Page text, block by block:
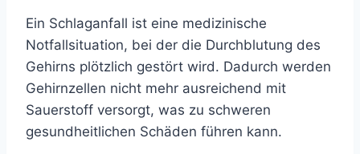
Ein Schlaganfall ist eine medizinische
Notfallsituation, bei der die Durchblutung des
Gehirns plötzlich gestört wird. Dadurch werden
Gehirnzellen nicht mehr ausreichend mit
Sauerstoff versorgt, was zu schweren
gesundheitlichen Schäden führen kann.